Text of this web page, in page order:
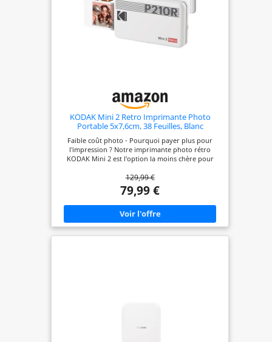
KODAK Mini 2 Retro Imprimante Photo
Portable 5x7,6cm, 38 Feuilles, Blanc
Faible coût photo - Pourquoi payer plus pour
l'impression ? Notre imprimante photo rétro
KODAK Mini 2 est l'option la moins chère pour
photos sont moins chères si elles sont achetées
dans le paquet avec l'imprimante. Qualité photo
exceptionnelle - KODAK Mini 2 Retro utilise la
technologie 4PASS pour imprimer instantanément
des photos impeccables. Chaque photo est
imprimée par un processus de plastification en
couches de ruban, ce qui la rend résistante aux
129,99 €
79,99 €